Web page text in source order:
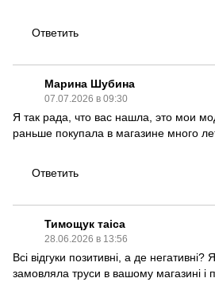
Ответить
Марина Шубина
07.07.2026 в 09:30
Я так рада, что вас нашла, это мои
раньше покупала в магазине много
Ответить
Тимощук таіса
28.06.2026 в 13:56
Всі відгуки позитивні, а де негативні?
замовляла труси в вашому магазині і